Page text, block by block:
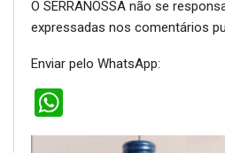
O SERRANOSSA não se
expressadas nos comentários
Enviar pelo WhatsApp: